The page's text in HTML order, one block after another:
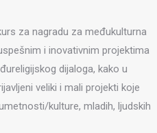
za nagradu za međukulturna
i inovativnim projektima
dijaloga, kako u
veliki i mali projekti koje
kulture, mladih, ljudskih